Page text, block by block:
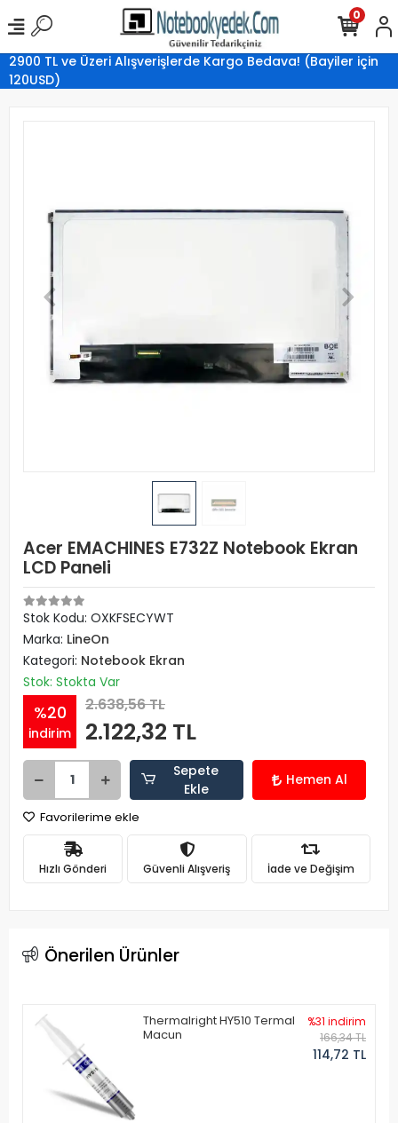
2900 TL ve Üzeri Alışverişlerde Kargo Bedava! (Bayiler için
120USD)
0
Acer EMACHINES E732Z Notebook Ekran
LCD Paneli
Stok Kodu: OXKFSECYWT
Marka: LineOn
Kategori: Notebook Ekran
Stok: Stokta Var
%20
indirim
2.638,56 TL
2.122,32 TL
Sepete
Ekle
Hemen Al
Favorilerime ekle
Hızlı Gönderi Güvenli Alışveriş İade ve Değişim
Önerilen Ürünler
Thermalright HY510 Termal
Macun
%31 indirim
166,34 TL
114,72 TL